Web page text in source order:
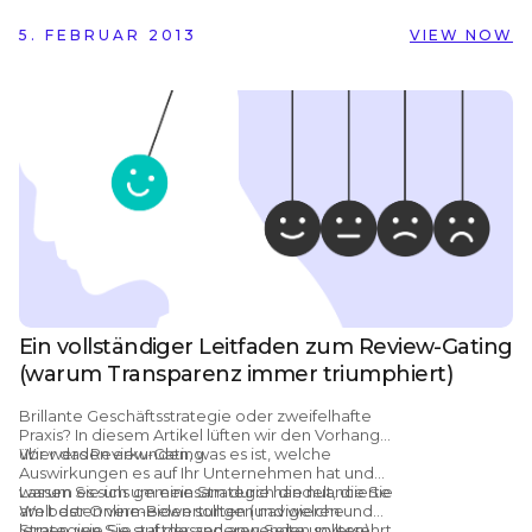
angeben.
Gesamtbewertung angezeigt.
5. FEBRUAR 2013 VIEW NOW
Ein vollständiger Leitfaden zum Review-Gating
(warum Transparenz immer triumphiert)
Brillante Geschäftsstrategie oder zweifelhafte
Praxis? In diesem Artikel lüften wir den Vorhang
über das Review-Gating.
Wir werden erkunden, was es ist, welche
Auswirkungen es auf Ihr Unternehmen hat und
warum es sich um eine Strategie handelt, die Sie
am besten vermeiden sollten (und welche
Lassen Sie uns gemeinsam durch die nuancierte
Welt der Online-Bewertungen navigieren und